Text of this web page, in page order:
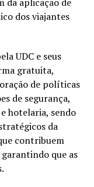
dos viajantes
UDC e seus
gratuita,
de políticas
de segurança,
hotelaria, sendo
da
contribuem
que as